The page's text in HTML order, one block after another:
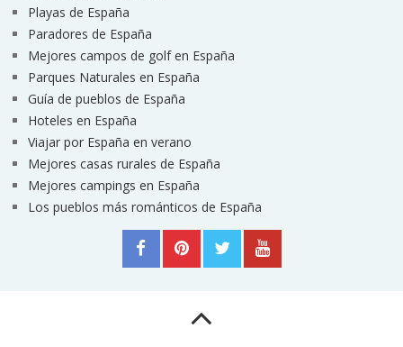
Playas de España
Paradores de España
Mejores campos de golf en España
Parques Naturales en España
Guía de pueblos de España
Hoteles en España
Viajar por España en verano
Mejores casas rurales de España
Mejores campings en España
Los pueblos más románticos de España